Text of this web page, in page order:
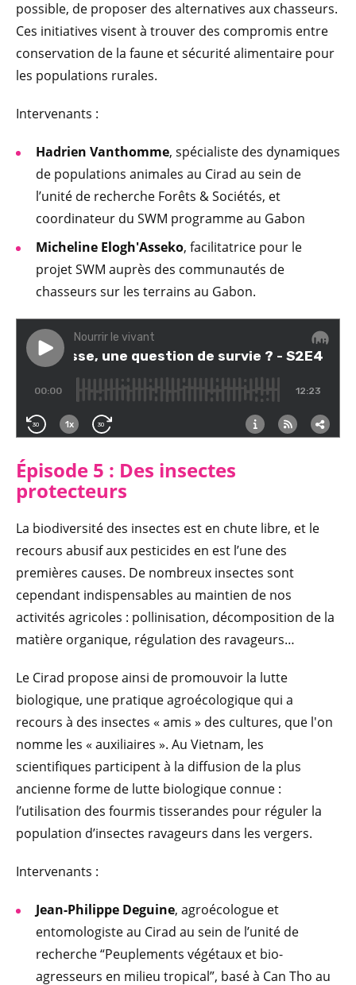
possible, de proposer des alternatives aux chasseurs.
Ces initiatives visent à trouver des compromis entre
conservation de la faune et sécurité alimentaire pour
les populations rurales.
Intervenants :
Hadrien Vanthomme, spécialiste des dynamiques
de populations animales au Cirad au sein de
l’unité de recherche Forêts & Sociétés, et
coordinateur du SWM programme au Gabon
Micheline Elogh'Asseko, facilitatrice pour le
projet SWM auprès des communautés de
chasseurs sur les terrains au Gabon.
Épisode 5 : Des insectes
protecteurs
La biodiversité des insectes est en chute libre, et le
recours abusif aux pesticides en est l’une des
premières causes. De nombreux insectes sont
cependant indispensables au maintien de nos
activités agricoles : pollinisation, décomposition de la
matière organique, régulation des ravageurs…
Le Cirad propose ainsi de promouvoir la lutte
biologique, une pratique agroécologique qui a
recours à des insectes « amis » des cultures, que l'on
nomme les « auxiliaires ». Au Vietnam, les
scientifiques participent à la diffusion de la plus
ancienne forme de lutte biologique connue :
l’utilisation des fourmis tisserandes pour réguler la
population d’insectes ravageurs dans les vergers.
Intervenants :
Jean-Philippe Deguine, agroécologue et
entomologiste au Cirad au sein de l’unité de
recherche “Peuplements végétaux et bio-
agresseurs en milieu tropical”, basé à Can Tho au